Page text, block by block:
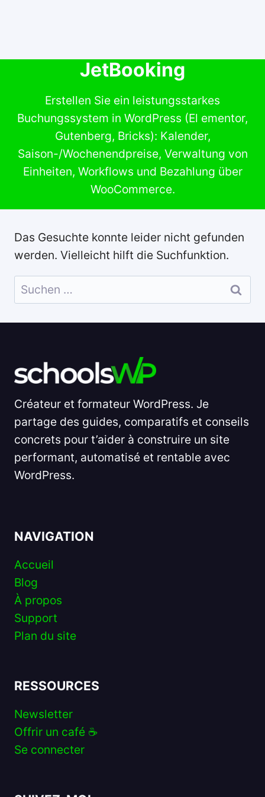
JetBooking
Erstellen Sie ein leistungsstarkes
Buchungssystem in WordPress (El ementor,
Gutenberg, Bricks): Kalender,
Saison-/Wochenendpreise, Verwaltung von
Einheiten, Workflows und Bezahlung über
WooCommerce.
Das Gesuchte konnte leider nicht gefunden
werden. Vielleicht hilft die Suchfunktion.
Suchen
nach:
Créateur et formateur WordPress. Je
partage des guides, comparatifs et conseils
concrets pour t’aider à construire un site
performant, automatisé et rentable avec
WordPress.
NAVIGATION
Accueil
Blog
À propos
Support
Plan du site
RESSOURCES
Newsletter
Offrir un café ☕️
Se connecter